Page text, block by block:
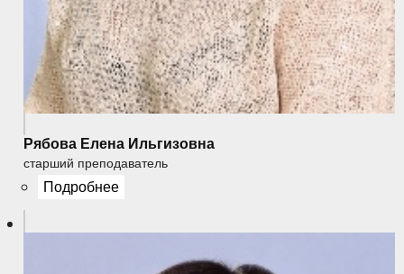
Рябова Елена Ильгизовна
старший преподаватель
Подробнее